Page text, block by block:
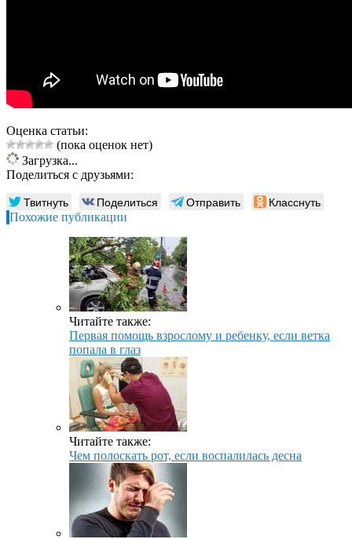
Оценка статьи:
(пока оценок нет)
Загрузка...
Поделиться с друзьями:
Твитнуть Поделиться Отправить Класснуть
Похожие публикации
Читайте также:
Первая помощь взрослому и ребенку, если ветка
попала в глаз
Читайте также:
Чем полоскать рот, если воспалилась десна